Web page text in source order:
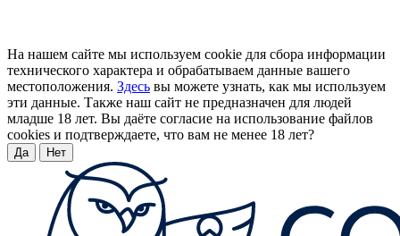
На нашем сайте мы используем cookie для сбора информации
технического характера и обрабатываем данные вашего
местоположения. Здесь вы можете узнать, как мы используем
эти данные. Также наш сайт не предназначен для людей
младше 18 лет. Вы даёте согласие на использование файлов
cookies и подтверждаете, что вам не менее 18 лет?
Да Нет